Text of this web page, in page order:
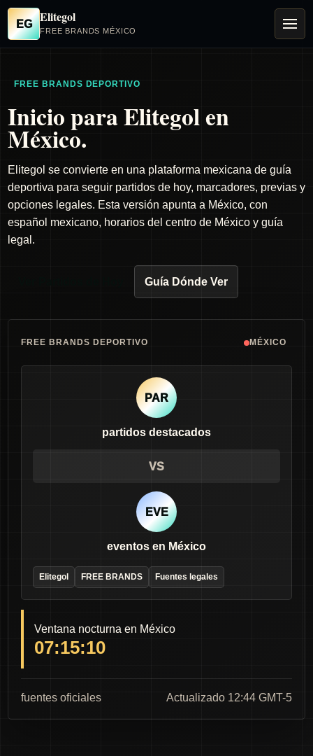
EG Elitegol
FREE BRANDS MÉXICO
FREE BRANDS DEPORTIVO
Inicio para Elitegol en
México.
Elitegol se convierte en una plataforma mexicana de guía
deportiva para seguir partidos de hoy, marcadores, previas y
opciones legales. Esta versión apunta a México, con
español mexicano, horarios del centro de México y guía
legal.
Guía Dónde Ver
FREE BRANDS DEPORTIVO MÉXICO
PAR
partidos destacados
VS
EVE
eventos en México
Elitegol FREE BRANDS Fuentes legales
Ventana nocturna en México
07:15:09
fuentes oficiales Actualizado 12:44 GMT-5